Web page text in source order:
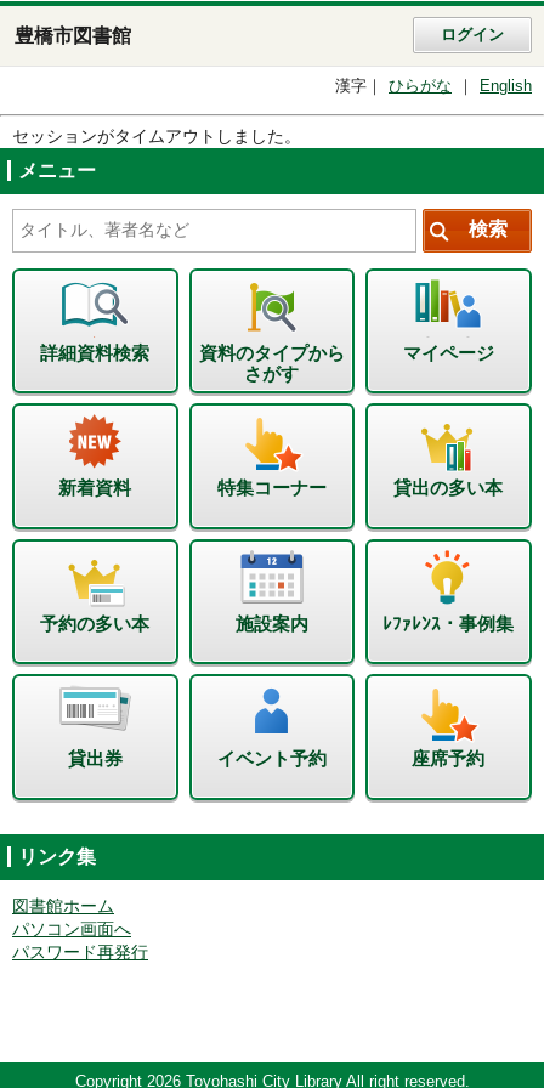
豊橋市図書館 ログイン
漢字 ひらがな English
セッションがタイムアウトしました。
メニュー
詳細資料検索
資料のタイプから
さがす
マイページ
新着資料 特集コーナー 貸出の多い本
予約の多い本 施設案内 ﾚﾌｧﾚﾝｽ・事例集
貸出券 イベント予約 座席予約
リンク集
図書館ホーム
パソコン画面へ
パスワード再発行
Copyright 2026 Toyohashi City Library All right reserved.